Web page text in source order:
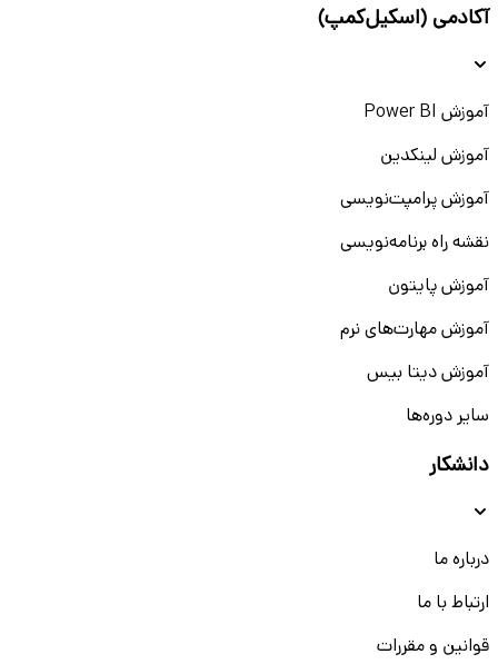
آکادمی (اسکیل‌کمپ)
آموزش Power BI
آموزش لینکدین
آموزش پرامپت‌نویسی
نقشه راه برنامه‌نویسی
آموزش پایتون
آموزش مهارت‌های نرم
آموزش دیتا بیس
سایر دوره‌ها
دانشکار
درباره ما
ارتباط با ما
قوانین و مقررات